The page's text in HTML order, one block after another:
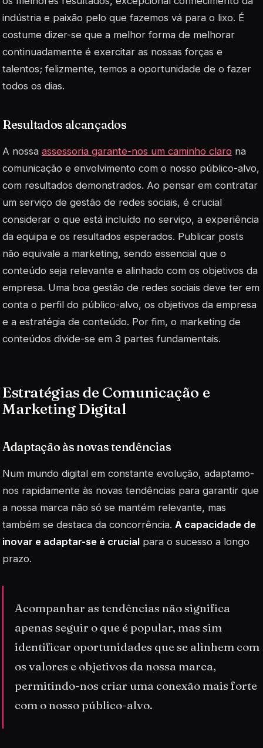
indústria e paixão pelo que fazemos vá para o lixo. É
costume dizer-se que a melhor forma de melhorar
continuadamente é exercitar as nossas forças e
talentos; felizmente, temos a oportunidade de o fazer
todos os dias.
Resultados alcançados
A nossa assessoria garante-nos um caminho claro na
comunicação e envolvimento com o nosso público-alvo,
com resultados demonstrados. Ao pensar em contratar
um serviço de gestão de redes sociais, é crucial
considerar o que está incluído no serviço, a experiência
da equipa e os resultados esperados. Publicar posts
não equivale a marketing, sendo essencial que o
conteúdo seja relevante e alinhado com os objetivos da
empresa. Uma boa gestão de redes sociais deve ter em
conta o perfil do público-alvo, os objetivos da empresa
e a estratégia de conteúdo. Por fim, o marketing de
conteúdos divide-se em 3 partes fundamentais.
Estratégias de Comunicação e
Marketing Digital
Adaptação às novas tendências
Num mundo digital em constante evolução, adaptamo-
nos rapidamente às novas tendências para garantir que
a nossa marca não só se mantém relevante, mas
também se destaca da concorrência. A capacidade de
inovar e adaptar-se é crucial para o sucesso a longo
prazo.
Acompanhar as tendências não significa
apenas seguir o que é popular, mas sim
identificar oportunidades que se alinhem com
os valores e objetivos da nossa marca,
permitindo-nos criar uma conexão mais forte
com o nosso público-alvo.